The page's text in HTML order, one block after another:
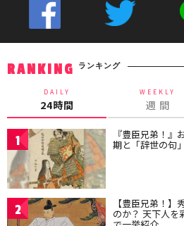
RANKING ランキング
DAILY
24時間
WEEKLY
週 間
1 『豊臣兄弟！
期と「辞世の句
2 【豊臣兄弟！】
のか？ 天下人を